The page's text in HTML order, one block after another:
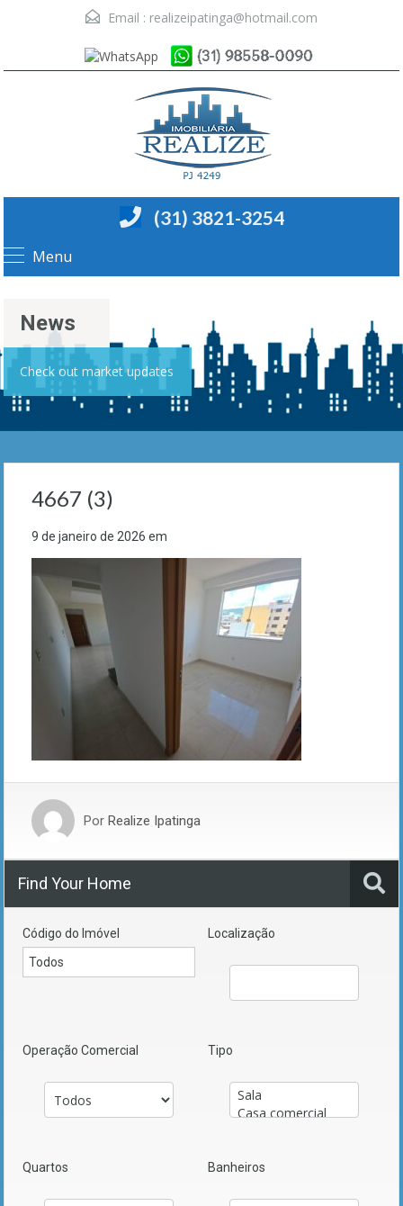
Email : realizeipatinga@hotmail.com
(31) 3821-3254
Menu
News
Check out market updates
4667 (3)
9 de janeiro de 2026 em
Por Realize Ipatinga
Find Your Home
Código do Imóvel Localização
Operação Comercial Tipo
Quartos Banheiros